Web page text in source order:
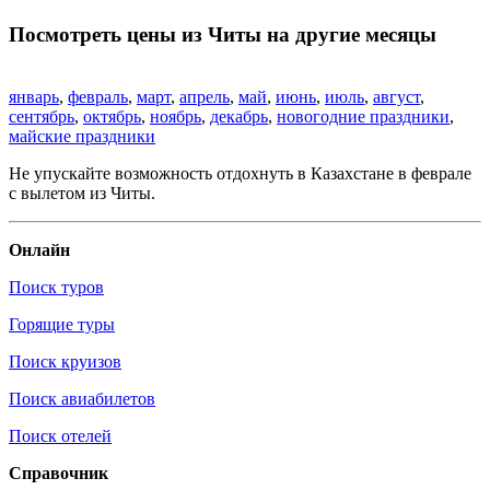
Посмотреть цены из Читы на другие месяцы
январь, февраль, март, апрель, май, июнь, июль, август,
сентябрь, октябрь, ноябрь, декабрь, новогодние праздники,
майские праздники
Не упускайте возможность отдохнуть в Казахстане в феврале
с вылетом из Читы.
Онлайн
Поиск туров
Горящие туры
Поиск круизов
Поиск авиабилетов
Поиск отелей
Справочник